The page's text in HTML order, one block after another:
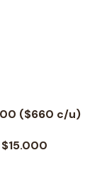
($660 c/u)
$15.000